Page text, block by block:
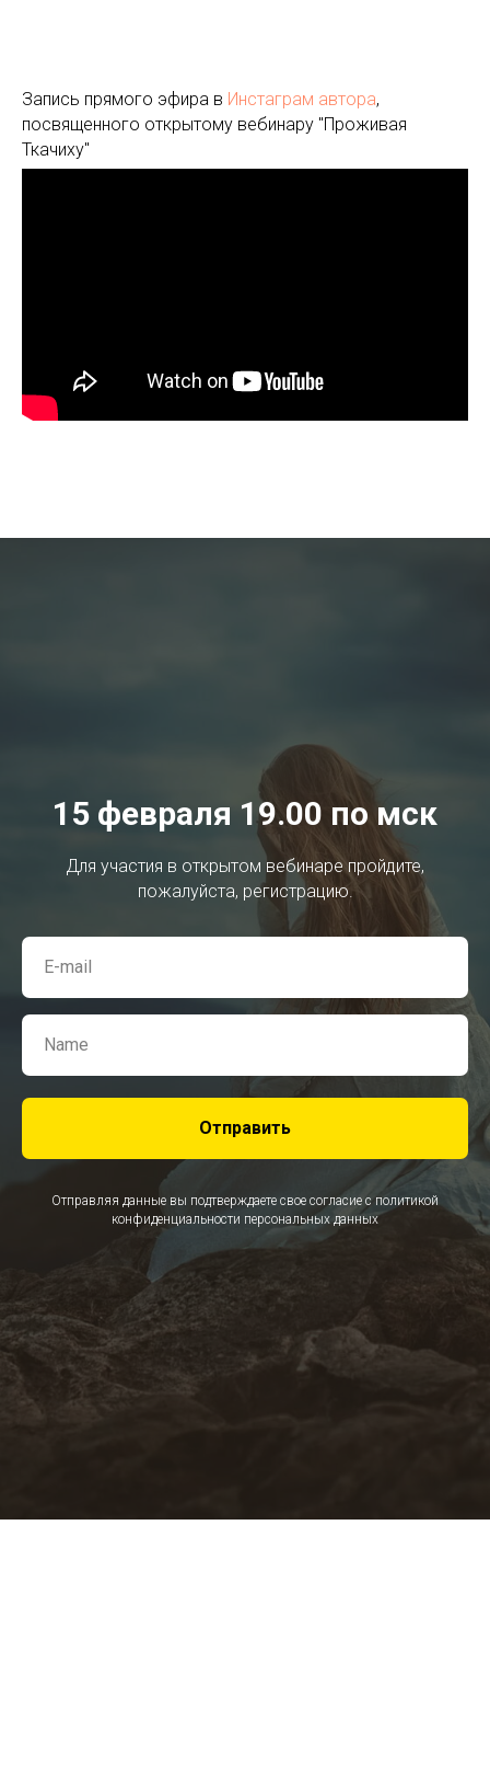
Запись прямого эфира в Инстаграм автора,
посвященного открытому вебинару "Проживая
Ткачиху"
15 февраля 19.00 по мск
Для участия в открытом вебинаре пройдите,
пожалуйста, регистрацию.
Отправить
Отправляя данные вы подтверждаете свое согласие с политикой
конфиденциальности персональных данных